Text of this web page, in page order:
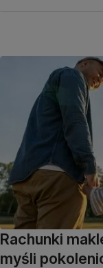
Rachunki
myśli